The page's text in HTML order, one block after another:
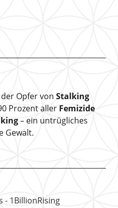
der Opfer von Stalking
Prozent aller Femizide
– ein untrügliches
Gewalt.